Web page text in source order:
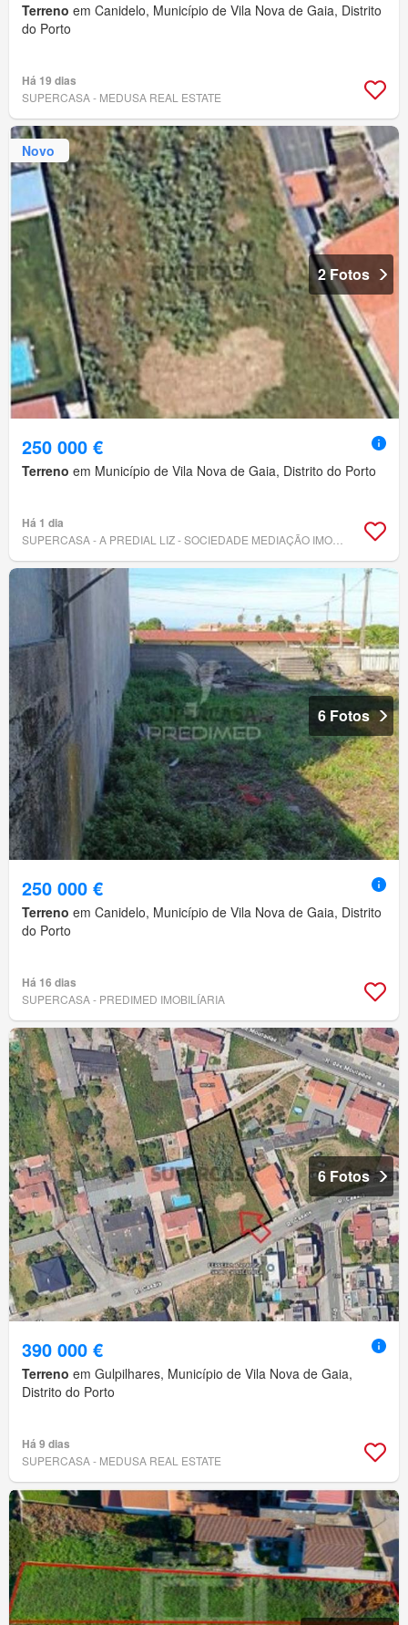
Terreno em Canidelo, Município de Vila Nova de Gaia, Distrito
do Porto
Há 19 dias
SUPERCASA - MEDUSA REAL ESTATE
Novo
2 Fotos
250 000 €
Terreno em Município de Vila Nova de Gaia, Distrito do Porto
Há 1 dia
6 Fotos
250 000 €
Terreno em Canidelo, Município de Vila Nova de Gaia, Distrito
do Porto
Há 16 dias
SUPERCASA - PREDIMED IMOBILÍARIA
6 Fotos
390 000 €
Terreno em Gulpilhares, Município de Vila Nova de Gaia,
Distrito do Porto
Há 9 dias
SUPERCASA - MEDUSA REAL ESTATE